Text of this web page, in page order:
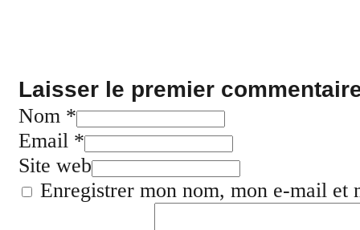
Laisser le premier
Nom *
Email *
Site web
Enregistrer mon nom, mon e-mail et